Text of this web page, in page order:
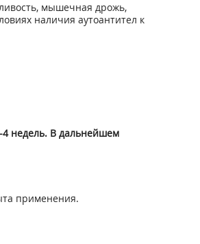
мышечная дрожь,
наличия аутоантител к
4 недель. В дальнейшем
применения.